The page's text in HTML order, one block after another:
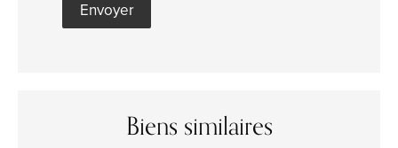
Envoyer
Biens similaires